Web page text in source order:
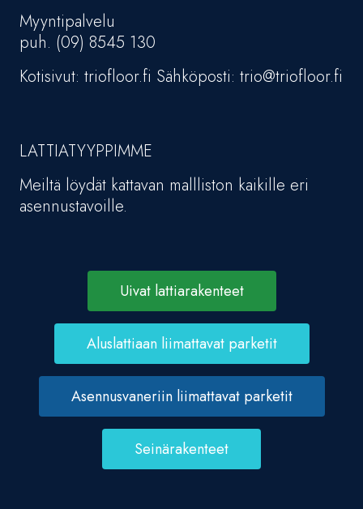
Myyntipalvelu
puh. (09) 8545 130
Kotisivut: triofloor.fi Sähköposti: trio@triofloor.fi
LATTIATYYPPIMME
Meiltä löydät kattavan mallliston kaikille eri
asennustavoille.
Uivat lattiarakenteet
Aluslattiaan liimattavat parketit
Asennusvaneriin liimattavat parketit
Seinärakenteet